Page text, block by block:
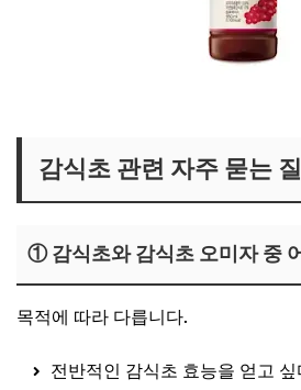
감식초 관련 자주 묻는
① 감식초와 감식초 오미자 중
목적에 따라 다릅니다.
전반적인 감식초 효능을 얻고 싶